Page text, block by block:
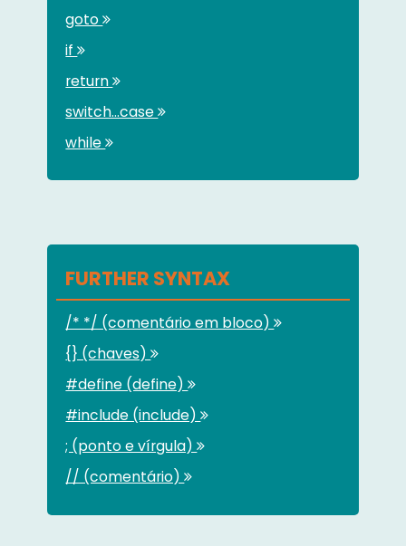
goto
if
return
switch...case
while
FURTHER SYNTAX
/* */ (comentário em bloco)
{} (chaves)
#define (define)
#include (include)
; (ponto e vírgula)
// (comentário)